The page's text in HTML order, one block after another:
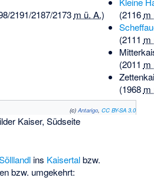
2191/2187/2173 m ü. A.)
(2116 m
(2111 m
(2011 m
(1968 m
(c) Antarigo, CC BY-SA 3.0
Kaiser, Südseite
ins Kaisertalbzw.
bzw. umgekehrt: